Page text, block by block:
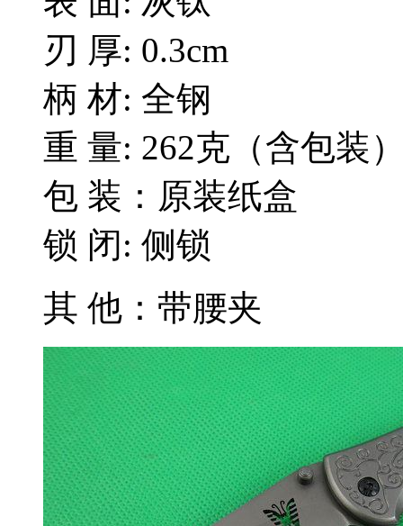
刃 厚: 0.3cm
柄 材: 全钢
重 量: 262克（含包装
包 装：原装纸盒
锁 闭: 侧锁
其 他：带腰夹